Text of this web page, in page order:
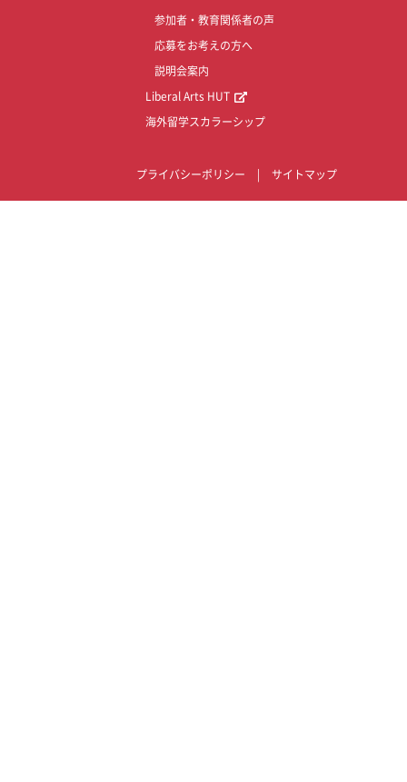
参加者・教育関係者の声
応募をお考えの方へ
説明会案内
Liberal Arts HUT
海外留学スカラーシップ
プライバシーポリシー サイトマップ